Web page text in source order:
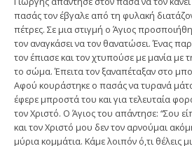
πασάς τον έβγαλε από τη φυλακή
πέτρες. Σε μια στιγμή ο Άγιος
τον αναγκάσει να τον θανατώσει. Ένας
τον έπιασε και τον χτυπούσε με μανία με
το σώμα. Έπειτα τον ξαναπέταξαν στο
Αφού κουράστηκε ο πασάς να τυρανά
έφερε μπροστά του και για τελευταία
τον Χριστό. Ο Άγιος του απάντησε: “Σου
και τον Χριστό μου δεν τον αρνούμαι
μύρια κομμάτια. Κάμε λοιπόν ό,τι θέλεις